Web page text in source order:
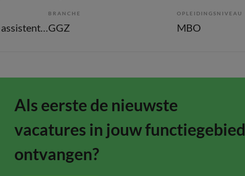
BRANCHE
GGZ
OPLEIDINGSNIVEAU
MBO
Als eerste de nieuwste
vacatures in jouw functiegebied
ontvangen?